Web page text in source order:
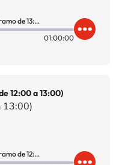
Página 40 (03/08/2026 - Tramo de 13:00 a 14:00)
01:00:00
12:00 a 13:00)
13:00)
Página 40 (03/08/2026 - Tramo de 12:00 a 13:00)